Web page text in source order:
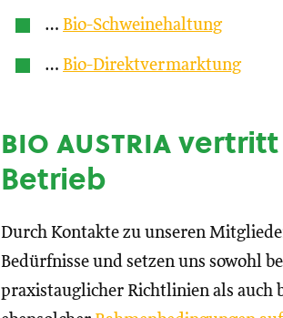
… Bio-Schweinehaltung
… Bio-Direktvermarktung
bio austriavertritt
Betrieb
Durch Kontakte zu unseren
Bedürfnisse und setzen uns sowohl
praxistauglicher Richtlinien als auch